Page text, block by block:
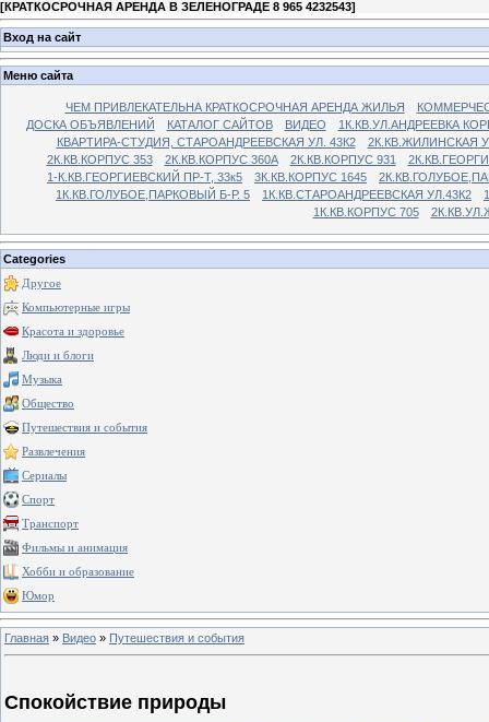
[КРАТКОСРОЧНАЯ АРЕНДА В ЗЕЛЕНОГРАДЕ 8 965 4232543]
Вход на сайт
Меню сайта
ЧЕМ ПРИВЛЕКАТЕЛЬНА КРАТКОСРОЧНАЯ АРЕНДА ЖИЛЬЯ
ДОСКА ОБЪЯВЛЕНИЙ
КАТАЛОГ САЙТОВ ВИДЕО
1К.КВ.УЛ.АНДРЕЕВКА
КВАРТИРА-СТУДИЯ, СТАРОАНДРЕЕВСКАЯ УЛ. 43К2
2К.КВ.ЖИЛИНСКАЯ
2К.КВ.КОРПУС 353
2К.КВ.КОРПУС 360А 2К.КВ.КОРПУС 931
1-К.КВ.ГЕОРГИЕВСКИЙ ПР-Т, 33к5
3К.КВ.КОРПУС 1645
1К.КВ.ГОЛУБОЕ,ПАРКОВЫЙ Б-Р. 5
1К.КВ.СТАРОАНДРЕЕВСКАЯ УЛ.43К2
1К.КВ.КОРПУС 705
Categories
Другое
Компьютерные игры
Красота и здоровье
Люди и блоги
Музыка
Общество
Путешествия и события
Развлечения
Сериалы
Спорт
Транспорт
Фильмы и анимация
Хобби и образование
Юмор
Главная » Видео » Путешествия и события
Спокойствие природы